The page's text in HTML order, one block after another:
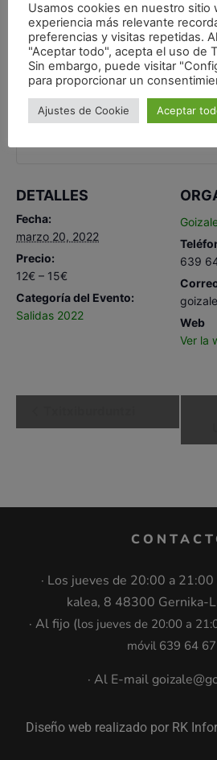
DETALLES
Fecha:
marzo 20, 2022
Precio:
12€ – 15€
Categoría del Evento:
Salidas 2022
639
Web
Ver la
del
· Los jueves de 20:00 a
kalea, 8 48300 Gernika-
· Al fijo (los jueves de 20:00 a
móvil 639 64
· Al E-mail
Diseño web realizado por RK
Usamos cookies en nuestro sitio
experiencia más relevante
preferencias y visitas repetidas.
"Aceptar todo", acepta el uso de
Sin embargo, puede visitar
para proporcionar un
Ajustes de Cookie Aceptar